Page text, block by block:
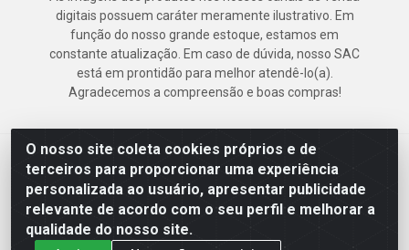
O nosso site coleta cookies próprios e de
terceiros para proporcionar uma experiência
personalizada ao usuário, apresentar publicidade
relevante de acordo com o seu perfil e melhorar a
qualidade do nosso site.
digitais possuem caráter meramente ilustrativo. Em
função do nosso grande estoque, estamos em
constante atualização. Em caso de dúvida, nosso SAC
está em prontidão para melhor atendê-lo(a).
Agradecemos a compreensão e boas compras!
Deskontão Atacado - Av. Marechal Mascarenhas de Morais, 2471 -
Imbiribeira - Recife/PE - CEP 51.150-001 - CNPJ 24.150.377/0003-
57